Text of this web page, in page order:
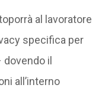
al lavoratore
specifica per
il
all’interno